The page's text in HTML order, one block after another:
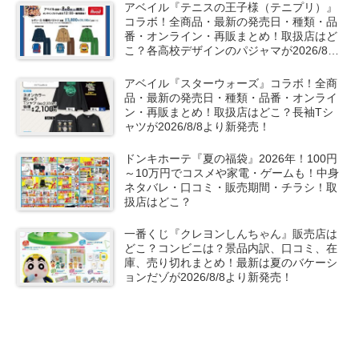
アベイル『テニスの王子様（テニプリ）』
コラボ！全商品・最新の発売日・種類・品
番・オンライン・再販まとめ！取扱店はど
こ？各高校デザインのパジャマが2026/8/8
アベイル『スターウォーズ』コラボ！全商
品・最新の発売日・種類・品番・オンライ
ン・再販まとめ！取扱店はどこ？長袖Tシ
ャツが2026/8/8より新発売！
ドンキホーテ『夏の福袋』2026年！100円
～10万円でコスメや家電・ゲームも！中身
ネタバレ・口コミ・販売期間・チラシ！取
扱店はどこ？
一番くじ『クレヨンしんちゃん』販売店は
どこ？コンビニは？景品内訳、口コミ、在
庫、売り切れまとめ！最新は夏のバケーシ
ョンだゾが2026/8/8より新発売！